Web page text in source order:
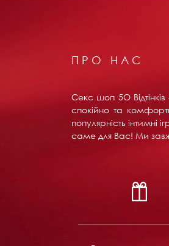
ПРО НАС
Секс шоп 5О
спокійно та
популярність інтимні
саме для Вас! Ми